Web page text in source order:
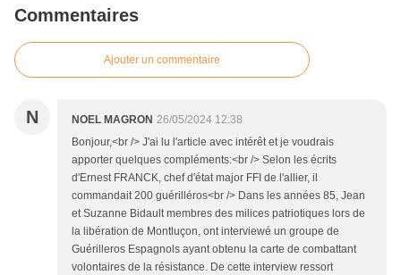
Commentaires
Ajouter un commentaire
N NOEL MAGRON 26/05/2024 12:38
Bonjour,<br /> J'ai lu l'article avec intérêt et je voudrais
apporter quelques compléments:<br /> Selon les écrits
d'Ernest FRANCK, chef d'état major FFI de l'allier, il
commandait 200 guérilléros<br /> Dans les années 85, Jean
et Suzanne Bidault membres des milices patriotiques lors de
la libération de Montluçon, ont interviewé un groupe de
Guérilleros Espagnols ayant obtenu la carte de combattant
volontaires de la résistance. De cette interview ressort